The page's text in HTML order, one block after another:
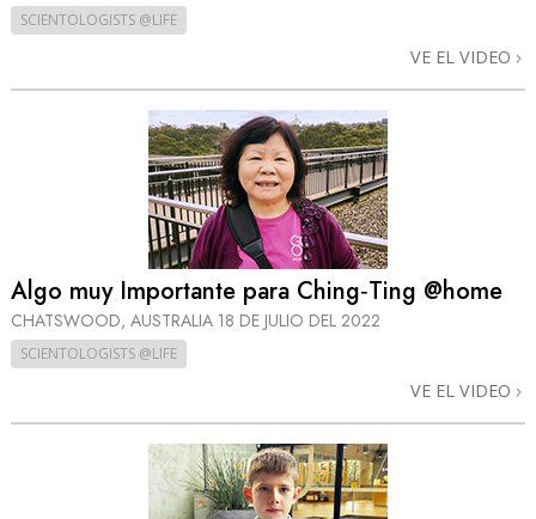
SCIENTOLOGISTS @LIFE
VE EL VIDEO
Algo muy Importante para Ching‑Ting @home
CHATSWOOD, AUSTRALIA 18 DE JULIO DEL 2022
SCIENTOLOGISTS @LIFE
VE EL VIDEO